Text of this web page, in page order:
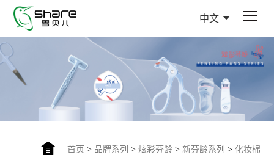
中文
首页 > 品牌系列 > 炫彩芬龄> 新芬龄系列 > 化妆棉